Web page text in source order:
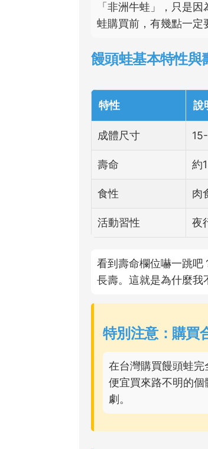
「非洲牛蛙」，只是
蛙購買前，有幾點一定
饅頭蛙基本特性與
特性 說
成體尺寸
壽命 約
食性 肉
活動習性 夜
看到壽命欄位嚇一跳吧
長壽。這就是為什麼我
特別注意：購買
在台灣購買饅頭蛙
便宜買來路不明的
劇。